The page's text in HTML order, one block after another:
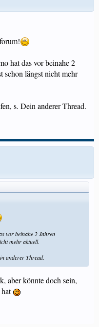
hat das vor beinahe 2
schon längst nicht mehr
s. Dein anderer Thread.
vor beinahe 2 Jahren
mehr aktuell.
anderer Thread.
aber könnte doch sein,
hat